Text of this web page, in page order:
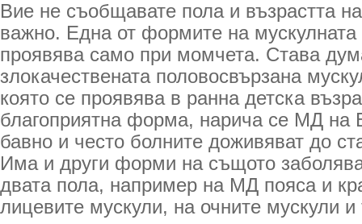
Вие не съобщавате пола и възрастта
важно. Една от формите на
проявява само при момчета. Става
злокачествената половосвързана
която се проявява в ранна детска
благоприятна форма, нарича се МД на
бавно и често болните доживяват до
Има и други форми на същото
двата пола, например на МД пояса и
лицевите мускули, на очните мускули и